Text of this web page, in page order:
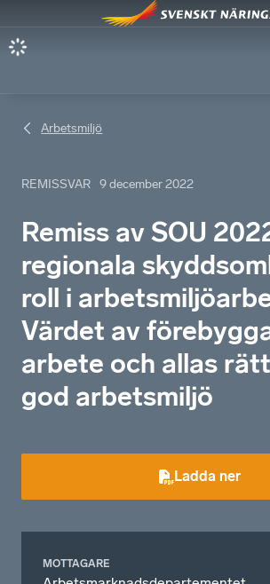
Arbetsmiljö
REMISSVAR 9 december 2022
Remiss av SOU
regionala
roll i
Värdet av
arbete och allas
god arbetsmiljö
Ladda ner
MOTTAGARE